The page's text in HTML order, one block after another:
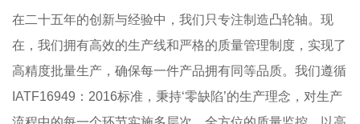
在二十五年的创新与经验中，我们只专注制造凸轮轴。现
在，我们拥有高效的生产线和严格的质量管理制度，实现了
高精度批量生产，确保每一件产品拥有同等品质。我们遵循
IATF16949：2016标准，秉持‘零缺陷’的生产理念，对生产